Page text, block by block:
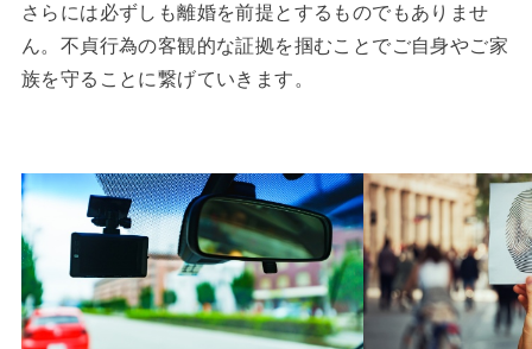
さらには必ずしも離婚を前提とするものでもありませ
ん。不貞行為の客観的な証拠を掴むことでご自身やご家
族を守ることに繋げていきます。